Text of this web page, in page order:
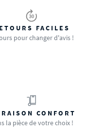
FACILES
pour changer d'avis !
CONFORT
la pièce de votre choix !